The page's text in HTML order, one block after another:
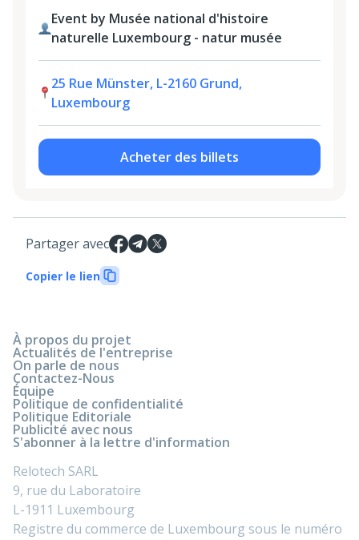
Event by Musée national d'histoire
naturelle Luxembourg - natur musée
25 Rue Münster, L-2160 Grund,
Luxembourg
Acheter des billets
Partager avec
Copier le lien
À propos du projet
Actualités de l'entreprise
On parle de nous
Contactez-Nous
Équipe
Politique de confidentialité
Politique Editoriale
Publicité avec nous
S'abonner à la lettre d'information
Relotech SARL
9, rue du Laboratoire
L-1911 Luxembourg
Registre du commerce de Luxembourg sous le numéro